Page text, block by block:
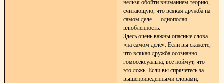
нельзя обойти вниманием теорию,
считающую, что всякая дружба на
самом деле — однополая
влюбленность.
Здесь очень важны опасные слова
«на самом деле». Если вы скажете,
что всякая дружба осознанно
гомосексуальна, все поймут, что
это ложь. Если вы спрячетесь за
вышеприведенными словами,